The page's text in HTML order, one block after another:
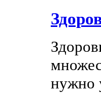
нужно